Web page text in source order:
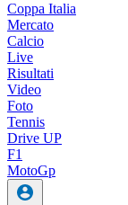
Coppa Italia
Mercato
Calcio
Live
Risultati
Video
Foto
Tennis
Drive UP
F1
MotoGp